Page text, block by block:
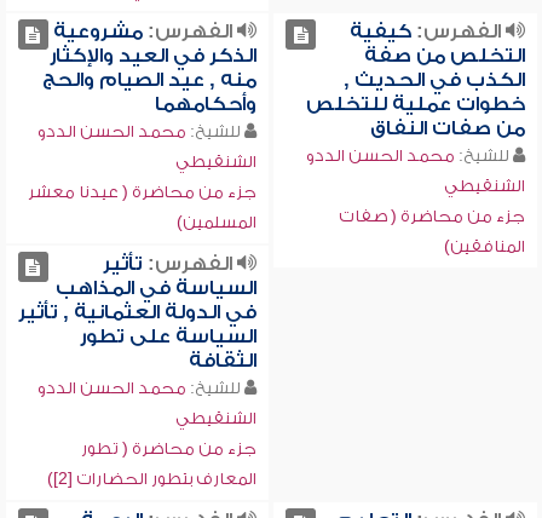
الفهرس:كيفية
التخلص من صفة
الكذب في الحديث ,
خطوات عملية للتخلص
من صفات النفاق
للشيخ: محمد الحسن الددو
الشنقيطي
جزء من محاضرة ( صفات
المنافقين)
الفهرس:مشروعية
الذكر في العيد والإكثار
منه , عيد الصيام والحج
وأحكامهما
للشيخ: محمد الحسن الددو
الشنقيطي
جزء من محاضرة ( عيدنا معشر
المسلمين)
الفهرس: تأثير
السياسة في المذاهب
في الدولة العثمانية , تأثير
السياسة على تطور
الثقافة
للشيخ: محمد الحسن الددو
الشنقيطي
جزء من محاضرة ( تطور
المعارف بتطور الحضارات [2])